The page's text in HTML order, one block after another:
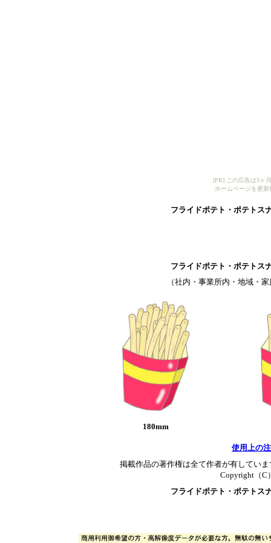
[PR] この広告は3ヶ
ホームページを更
フライドポテト・ポテトス
フライドポテト・ポテトス
（社内・事業所内・地域・
180mm
使用上の
掲載作品の著作権は全て作者が有してい
Copyright（C
フライドポテト・ポテトス